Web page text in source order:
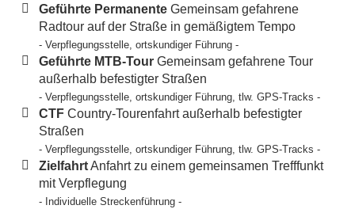
Geführte Permanente Gemeinsam gefahrene
Radtour auf der Straße in gemäßigtem Tempo
- Verpflegungsstelle, ortskundiger Führung -
Geführte MTB-Tour Gemeinsam gefahrene Tour
außerhalb befestigter Straßen
- Verpflegungsstelle, ortskundiger Führung, tlw. GPS-Tracks -
CTF Country-Tourenfahrt außerhalb befestigter
Straßen
- Verpflegungsstelle, ortskundiger Führung, tlw. GPS-Tracks -
ZielfahrtAnfahrt zu einem gemeinsamen Trefffunkt
mit Verpflegung
- Individuelle Streckenführung -